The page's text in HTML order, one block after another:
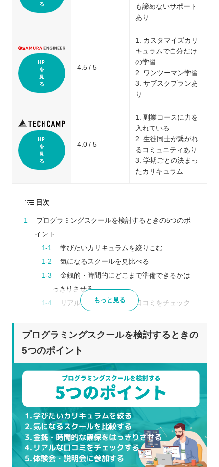
る
も諦めないサポート
あり
HP
を
見
る
4.5 / 5
1. カスタマイズカリ
キュラムで自分だけ
の学習
2. ワンツーマン学習
3. サブスクプランあ
り
HP
を
見
る
4.0 / 5
1. 副業コースに力を
入れている
2. 生徒同士が繋がれ
るコミュニティあり
3. 学期ごとの決まっ
たカリキュラム
目次
プログラミングスクールを検討するときの5つのポ
イント
学びたいカリキュラムを絞りこむ
気になるスクールを見比べる
金銭的・時間的にどこまで準備できるかは
っきりさせる
リアルな声を知るために口コミをチェック
体験会に足を運ぶ
スケジュールに無理がないか
受講費用や諸経費はどのくらいか
サポート体制はどうなっているか
カリキュラムのレベルはどのくらいか
受講スタイルは自分に合っているか
プログラミングスクールに通う5つのメリット
効率的に学べる
もっと見る
プログラミングスクールを検討するときの
5つのポイント